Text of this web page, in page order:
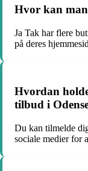
Hvor kan
Ja Tak har flere
på deres
Hvordan
tilbud i
Du kan tilmelde
sociale medier for